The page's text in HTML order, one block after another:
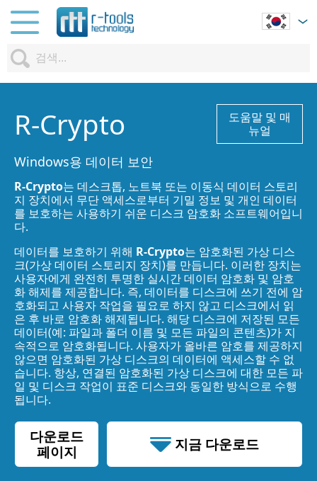
R-Crypto
도움말 및 매
뉴얼
Windows용 데이터 보안
R-Crypto는 데스크톱, 노트북 또는 이동식 데이터 스토리
지 장치에서 무단 액세스로부터 기밀 정보 및 개인 데이터
를 보호하는 사용하기 쉬운 디스크 암호화 소프트웨어입니
다.
데이터를 보호하기 위해 R-Crypto는 암호화된 가상 디스
크(가상 데이터 스토리지 장치)를 만듭니다. 이러한 장치는
사용자에게 완전히 투명한 실시간 데이터 암호화 및 암호
화 해제를 제공합니다. 즉, 데이터를 디스크에 쓰기 전에 암
호화되고 사용자 작업을 필요로 하지 않고 디스크에서 읽
은 후 바로 암호화 해제됩니다. 해당 디스크에 저장된 모든
데이터(예: 파일과 폴더 이름 및 모든 파일의 콘텐츠)가 지
속적으로 암호화됩니다. 사용자가 올바른 암호를 제공하지
않으면 암호화된 가상 디스크의 데이터에 액세스할 수 없
습니다. 항상, 연결된 암호화된 가상 디스크에 대한 모든 파
일 및 디스크 작업이 표준 디스크와 동일한 방식으로 수행
됩니다.
다운로드
페이지
지금 다운로드